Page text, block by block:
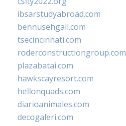
ibsarstudyabroad.com
bennusehgall.com
tsecincinnati.com
roderconstructiongroup.com
plazabatai.com
hawkscayresort.com
hellonquads.com
diarioanimales.com
decogaleri.com